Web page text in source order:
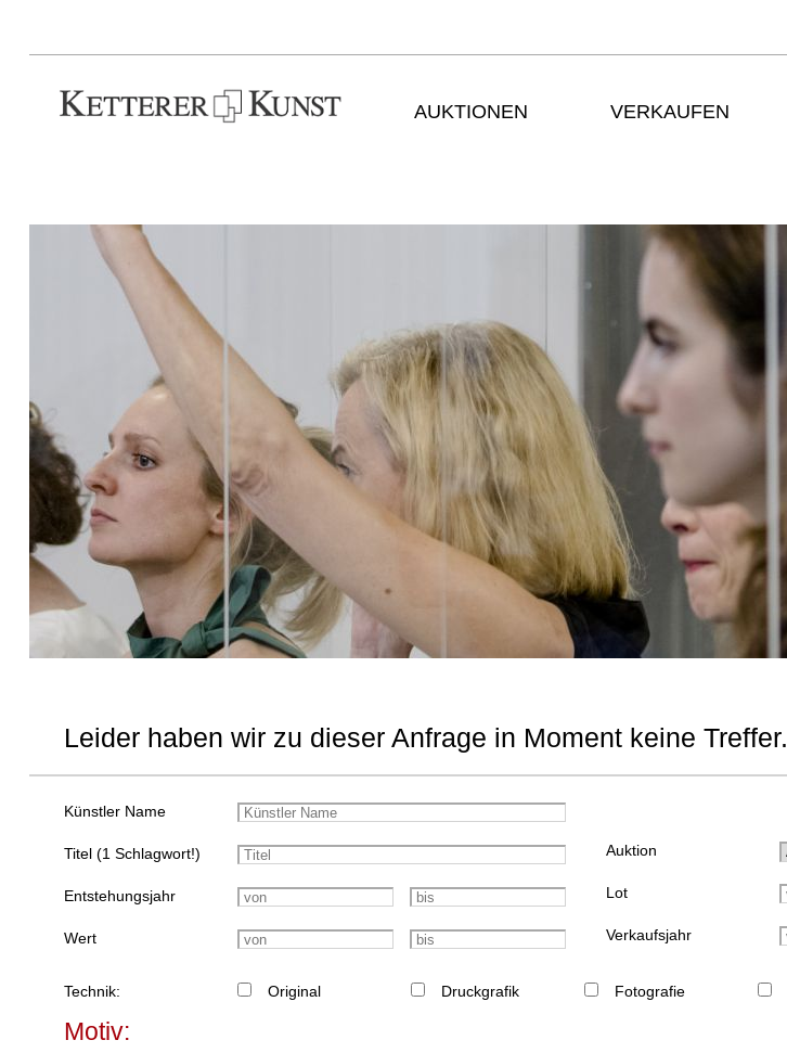
AUKTIONEN VERKAUFEN
Leider haben wir zu dieser Anfrage in Moment keine Treffer.
Künstler Name
Titel (1 Schlagwort!)
Entstehungsjahr
Wert
Auktion
Lot
Verkaufsjahr
Technik: Original Druckgrafik Fotografie
Motiv: